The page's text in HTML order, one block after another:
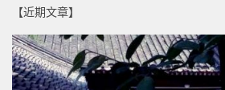
【近期文章】